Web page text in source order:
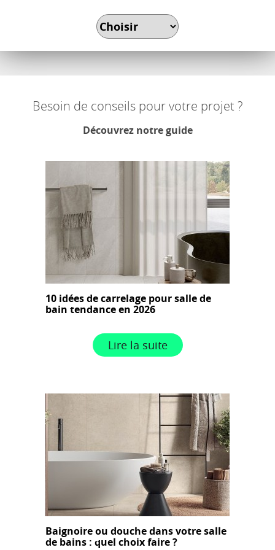
Besoin de conseils pour votre projet ?
Découvrez notre guide
10 idées de carrelage pour salle de
bain tendance en 2026
Lire la suite
Baignoire ou douche dans votre salle
de bains : quel choix faire ?